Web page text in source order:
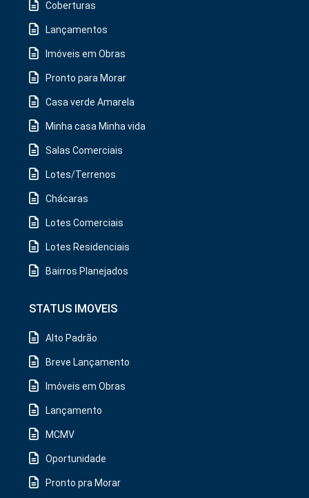
Coberturas
Lançamentos
Imóveis em Obras
Pronto para Morar
Casa verde Amarela
Minha casa Minha vida
Salas Comerciais
Lotes/Terrenos
Chácaras
Lotes Comerciais
Lotes Residenciais
Bairros Planejados
STATUS IMOVEIS
Alto Padrão
Breve Lançamento
Imóveis em Obras
Lançamento
MCMV
Oportunidade
Pronto pra Morar